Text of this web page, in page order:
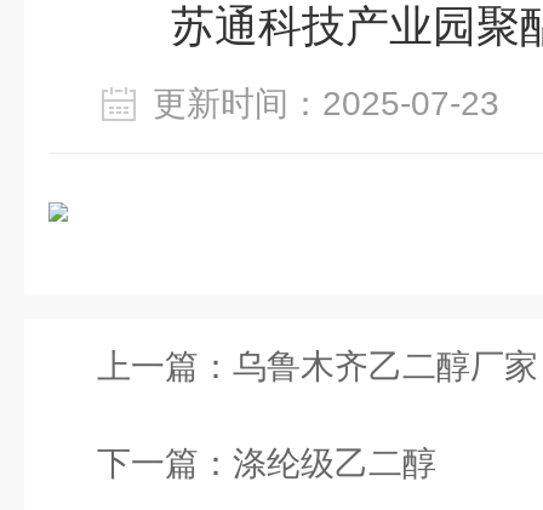
苏通科技产业园聚
更新时间：2025-07-
上一篇： 乌鲁木齐乙二醇厂家
下一篇： 涤纶级乙二醇